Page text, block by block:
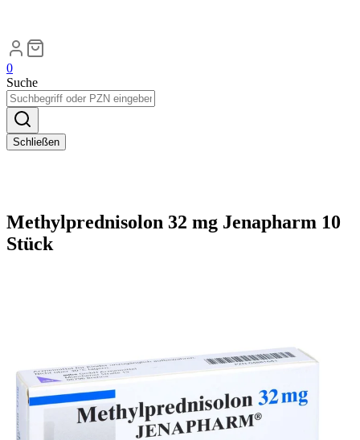
0
Suche
Schließen
Methylprednisolon 32 mg Jenapharm 10
Stück